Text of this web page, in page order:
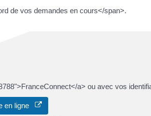
de vos demandes en cours</span>.
a> ou avec vos
en ligne